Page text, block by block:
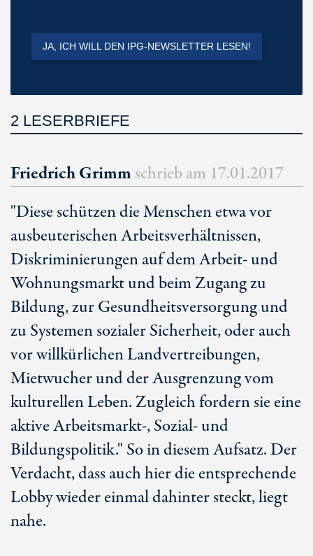
JA, ICH WILL DEN IPG-NEWSLETTER LESEN!
2 LESERBRIEFE
Friedrich Grimm schrieb am 17.01.2017
"Diese schützen die Menschen etwa vor
ausbeuterischen Arbeitsverhältnissen,
Diskriminierungen auf dem Arbeit- und
Wohnungsmarkt und beim Zugang zu
Bildung, zur Gesundheitsversorgung und
zu Systemen sozialer Sicherheit, oder auch
vor willkürlichen Landvertreibungen,
Mietwucher und der Ausgrenzung vom
kulturellen Leben. Zugleich fordern sie eine
aktive Arbeitsmarkt-, Sozial- und
Bildungspolitik." So in diesem Aufsatz. Der
Verdacht, dass auch hier die entsprechende
Lobby wieder einmal dahinter steckt, liegt
nahe.